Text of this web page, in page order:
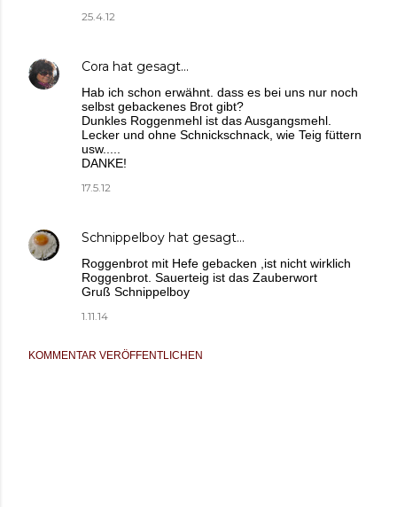
25.4.12
Cora hat gesagt…
Hab ich schon erwähnt. dass es bei uns nur noch
selbst gebackenes Brot gibt?
Dunkles Roggenmehl ist das Ausgangsmehl.
Lecker und ohne Schnickschnack, wie Teig füttern
usw.....
DANKE!
17.5.12
Schnippelboy hat gesagt…
Roggenbrot mit Hefe gebacken ,ist nicht wirklich
Roggenbrot. Sauerteig ist das Zauberwort
Gruß Schnippelboy
1.11.14
KOMMENTAR VERÖFFENTLICHEN